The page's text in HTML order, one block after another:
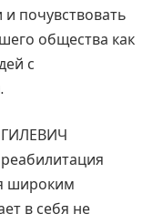
почувствовать
общества как
с
широким
в себя не